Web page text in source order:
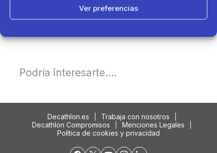
Ver preferencias
Podría interesarte....
Decathlon.es
Trabaja con nosotros
Decathlon Compromisos
Menciones Legales
Política de cookies y privacidad